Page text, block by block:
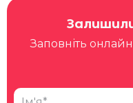
Заповніть